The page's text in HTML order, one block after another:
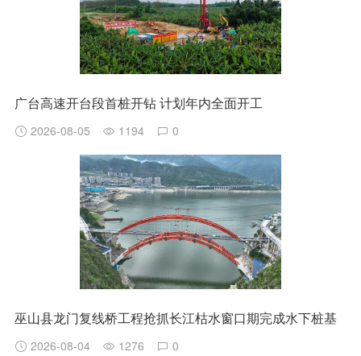
广台高速开台段首桩开钻 计划年内全面开工
2026-08-05 1194 0
巫山县龙门复线桥工程抢抓长江枯水窗口期完成水下桩基
2026-08-04 1276 0